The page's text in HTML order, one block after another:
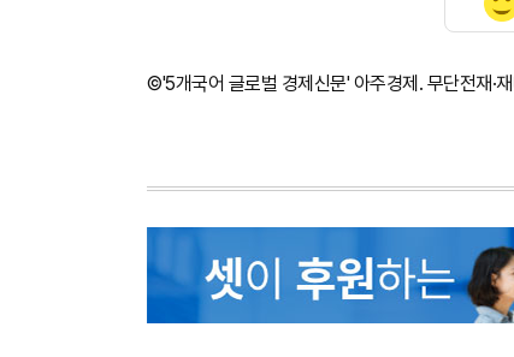
©'5개국어 글로벌 경제신문' 아주경제. 무단전재·